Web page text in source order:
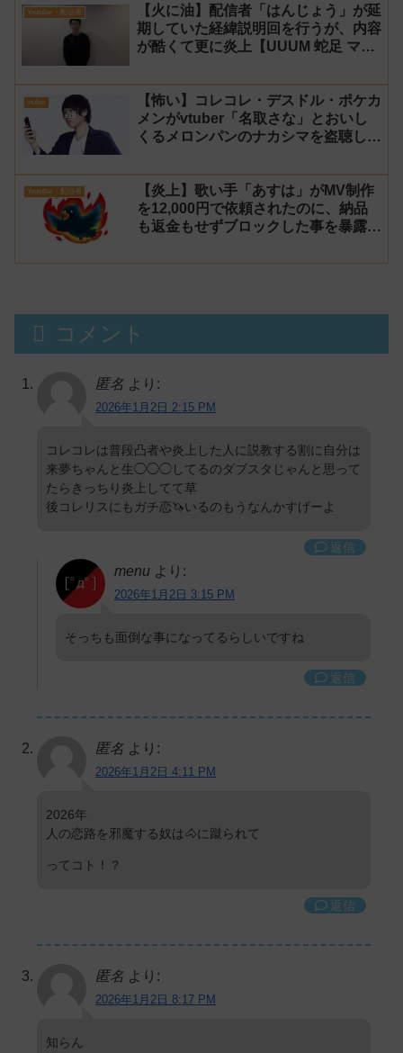
Youtuber・配信者
【火に油】配信者「はんじょう」が延
期していた経緯説明回を行うが、内容
が酷くて更に炎上【UUUM 蛇足 マス
vtuber
【怖い】コレコレ・デスドル・ポケカ
メンがvtuber「名取さな」とおいし
くるメロンパンのナカシマを盗聴して
Youtuber・配信者
【炎上】歌い手「あすは」がMV制作
を12,000円で依頼されたのに、納品
も返金もせずブロックした事を暴露さ
に返金
コメント
匿名 より:
2026年1月2日 2:15 PM
コレコレは普段凸者や炎上した人に説教する割に自分は
来夢ちゃんと生◯◯◯してるのダブスタじゃんと思って
たらきっちり炎上してて草
後コレリスにもガチ恋🦄いるのもうなんかすげーよ
返信
menu より:
2026年1月2日 3:15 PM
そっちも面倒な事になってるらしいですね
返信
匿名 より:
2026年1月2日 4:11 PM
2026年
人の恋路を邪魔する奴は🐴に蹴られて
ってコト！？
返信
匿名 より:
2026年1月2日 8:17 PM
知らん